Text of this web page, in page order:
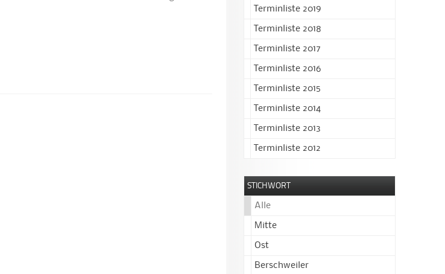
Terminliste 2019
Terminliste 2018
Terminliste 2017
Terminliste 2016
Terminliste 2015
Terminliste 2014
Terminliste 2013
Terminliste 2012
STICHWORT
Alle
Mitte
Ost
Berschweiler